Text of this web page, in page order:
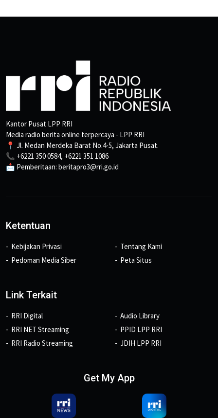
Kantor Pusat LPP RRI
Media radio berita online terpercaya - LPP RRI
📍 Jl. Medan Merdeka Barat No.4-5, Jakarta Pusat.
📞 +6221 350 0584, +6221 351 1086
📩 Pemberitaan: beritapro3@rri.go.id
Ketentuan
Kebijakan Privasi
Pedoman Media Siber
Tentang Kami
Peta Situs
Link Terkait
RRI Digital
RRI NET Streaming
RRI Radio Streaming
Audio Library
PPID LPP RRI
JDIH LPP RRI
Get My App